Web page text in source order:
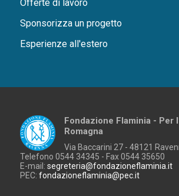
Offerte di lavoro
Sponsorizza un progetto
Esperienze all'estero
Fondazione Flaminia - Per
Romagna
Via Baccarini 27 - 48121
Telefono 0544 34345 - Fax 0544 35650
E-mail:segreteria@fondazioneflaminia.it
PEC:fondazioneflaminia@pec.it